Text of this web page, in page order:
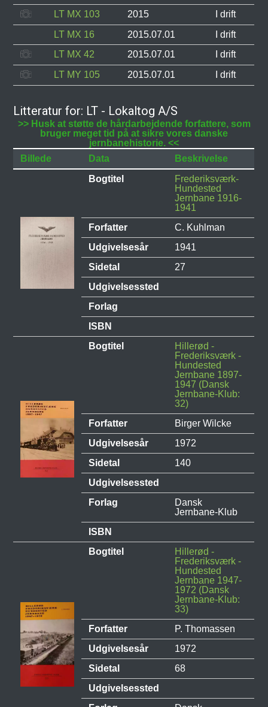
LT MX 103
2015
I drift
LT MX 16
2015.07.01
I drift
LT MX 42
2015.07.01
I drift
LT MY 105
2015.07.01 I drift
Litteratur for: LT - Lokaltog A/S
>> Husk at støtte de hårdarbejdende forfattere, som
bruger meget tid på at sikre vores danske
jernbanehistorie. <<
Billede
Data
Beskrivelse
Bogtitel
Frederiksværk-
Hundested
Jernbane 1916-
1941
Forfatter
C. Kuhlman
Udgivelsesår
1941
Sidetal
27
Udgivelsessted
Forlag
ISBN
Bogtitel
Hillerød -
Frederiksværk -
Hundested
Jernbane 1897-
1947 (Dansk
Jernbane-Klub:
32)
Forfatter
Birger Wilcke
Udgivelsesår
1972
Sidetal
140
Udgivelsessted
Forlag
Dansk
Jernbane-Klub
ISBN
Bogtitel
Hillerød -
Frederiksværk -
Hundested
Jernbane 1947-
1972 (Dansk
Jernbane-Klub:
33)
Forfatter
P. Thomassen
Udgivelsesår
1972
Sidetal
68
Udgivelsessted